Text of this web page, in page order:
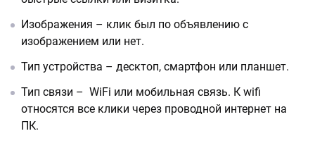
Изображения – клик был по объявлению с
изображением или нет.
Тип устройства – десктоп, смартфон или планшет.
Тип связи – WiFi или мобильная связь. К wifi
относятся все клики через проводной интернет на
ПК.